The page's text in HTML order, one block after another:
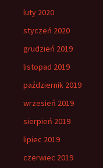
luty 2020
styczeń 2020
grudzień 2019
listopad 2019
październik 2019
wrzesień 2019
sierpień 2019
lipiec 2019
czerwiec 2019